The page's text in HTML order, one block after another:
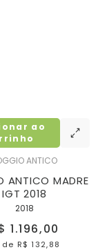
ANTICO
ANTICO MADRE
IGT 2018
2018
1.196,00
de R$ 132,88
ao